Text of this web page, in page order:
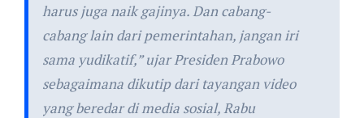
harus juga naik gajinya. Dan cabang-
cabang lain dari pemerintahan, jangan iri
sama yudikatif,” ujar Presiden Prabowo
sebagaimana dikutip dari tayangan video
yang beredar di media sosial, Rabu